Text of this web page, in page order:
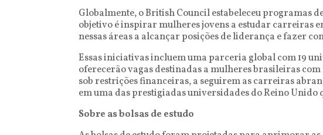
Globalmente, o British Council estabeleceu programas
objetivo é inspirar mulheres jovens a estudar carreiras
nessas áreas a alcançar posições de liderança e fazer
Essas iniciativas incluem uma parceria global com 19
oferecerão vagas destinadas a mulheres brasileiras
sob restrições financeiras, a seguirem as carreiras
em uma das prestigiadas universidades do Reino Unido
Sobre as bolsas de estudo